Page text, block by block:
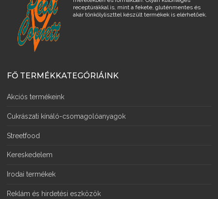
receptúrákkal is, mint a fekete, gluténmentes és
akár tönkölyliszttel készült termékek is elérhetőek.
FŐ TERMÉKKATEGÓRIÁINK
Akciós termékeink
Cukrászati kínáló-csomagolóanyagok
Streetfood
Kereskedelem
Irodai termékek
Reklám és hirdetési eszközök